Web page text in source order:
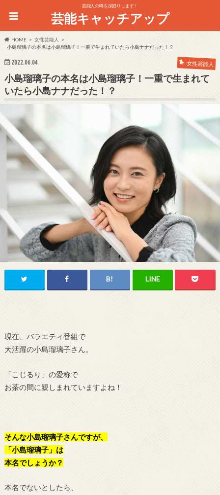
芸能人の噂を深掘りします！
芸能キャッチアップ
HOME
女性芸能人
小島瑠璃子の本名は小島瑠璃子！一重で生まれていたら小島ナナだった！？
2022.06.04 女性芸能人
小島瑠璃子の本名は小島瑠璃子！一重で生まれて
いたら小島ナナだった！？
現在、バラエティ番組で
大活躍の小島瑠璃子さん。
「こじるり」の愛称で
お茶の間に親しまれていますよね！
そんな小島瑠璃子さんですが、
「小島瑠璃子」は
本名でしょうか？
本名でないとしたら、